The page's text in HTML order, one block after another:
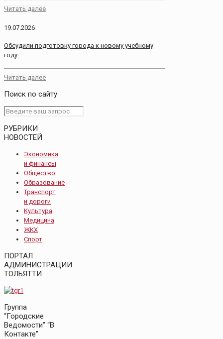
Читать далее
19.07.2026
Обсудили подготовку города к новому учебному
году
Читать далее
Поиск по сайту
РУБРИКИ
НОВОСТЕЙ
Экономика
и финансы
Общество
Образование
Транспорт
и дороги
Культура
Медицина
ЖКХ
Спорт
ПОРТАЛ
АДМИНИСТРАЦИИ
ТОЛЬЯТТИ
Группа
“Городские
Ведомости” “В
Контакте”